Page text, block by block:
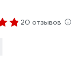
20 отзывов